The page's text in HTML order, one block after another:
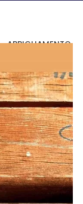
ABBIGLIAMENTO